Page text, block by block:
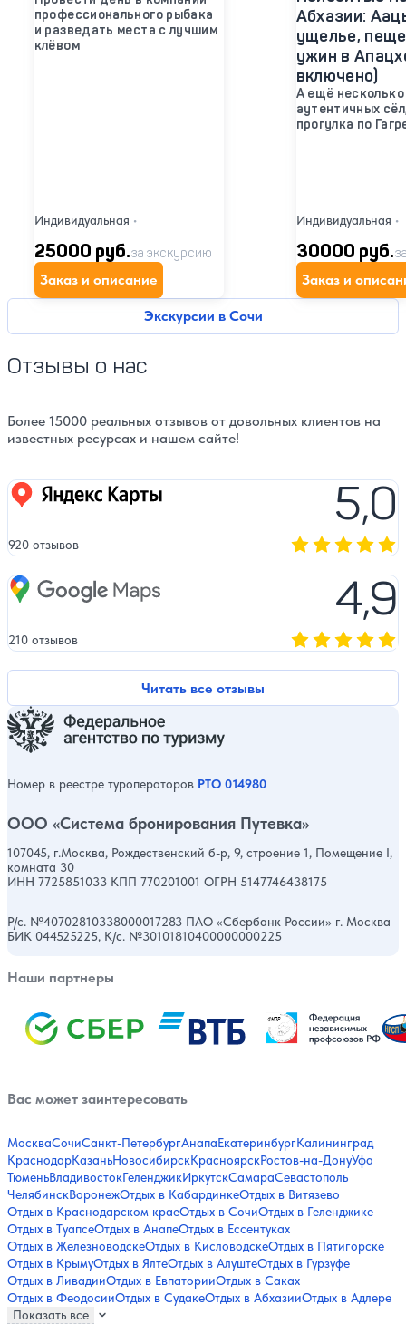
Экскурсии в Сочи
профессионального рыбака
и разведать места с лучшим
клёвом
Индивидуальная •
25000 руб.за экскурсию
Заказ и описание
Абхазии:
ущелье,
ужин в
включено)
А ещё несколько
аутентичных
прогулка по
Индивидуальная •
30000 руб.
Заказ и
Отзывы о нас
Более 15000 реальных отзывов от довольных клиентов на
известных ресурсах и нашем сайте!
Читать все отзывы
Яндекс карты 5,0
920 отзывов
Google Maps 4,9
210 отзывов
Номер в реестре туроператоров РТО 014980
ООО «Система бронирования Путевка»
107045, г.Москва, Рождественский б-р, 9, строение 1, Помещение I,
комната 30
ИНН 7725851033 КПП 770201001 ОГРН 5147746438175
Р/с. №40702810338000017283 ПАО «Сбербанк России» г. Москва
БИК 044525225, К/с. №30101810400000000225
Наши партнеры
Вас может заинтересовать
МоскваСочиСанкт-ПетербургАнапаЕкатеринбургКалининград
КраснодарКазаньНовосибирскКрасноярскРостов-на-ДонуУфа
ТюменьВладивостокГеленджикИркутскСамараСевастополь
ЧелябинскВоронежОтдых в КабардинкеОтдых в Витязево
Отдых в Краснодарском краеОтдых в СочиОтдых в Геленджике
Отдых в ТуапсеОтдых в АнапеОтдых в Ессентуках
Отдых в ЖелезноводскеОтдых в КисловодскеОтдых в Пятигорске
Отдых в КрымуОтдых в ЯлтеОтдых в АлуштеОтдых в Гурзуфе
Отдых в ЛивадииОтдых в ЕвпаторииОтдых в Саках
Отдых в ФеодосииОтдых в СудакеОтдых в АбхазииОтдых в Адлере
Показать все